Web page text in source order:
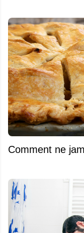
Comment ne